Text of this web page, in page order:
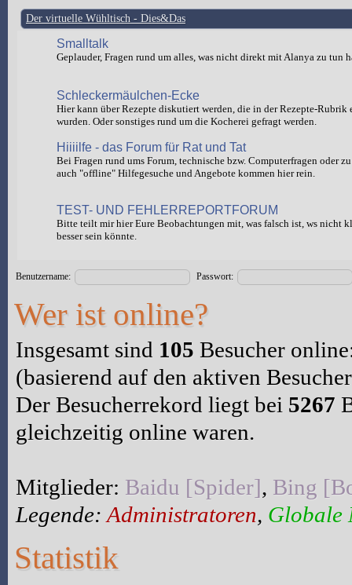
Der virtuelle Wühltisch - Dies&Das
Smalltalk
Geplauder, Fragen rund um alles, was nicht direkt mit Alanya zu tun
Schleckermäulchen-Ecke
Hier kann über Rezepte diskutiert werden, die in der Rezepte-Rubrik
wurden. Oder sonstiges rund um die Kocherei gefragt werden.
Hiiiilfe - das Forum für Rat und Tat
Bei Fragen rund ums Forum, technische bzw. Computerfragen oder
auch "offline" Hilfegesuche und Angebote kommen hier rein.
TEST- UND FEHLERREPORTFORUM
Bitte teilt mir hier Eure Beobachtungen mit, was falsch ist, ws nicht
besser sein könnte.
Benutzername: Passwort:
Wer ist online?
Insgesamt sind 105 Besucher
(basierend auf den aktiven
Der Besucherrekord liegt bei 5267
gleichzeitig online waren.
Mitglieder: Baidu [Spider], Bing
Legende: Administratoren, Globale
Statistik